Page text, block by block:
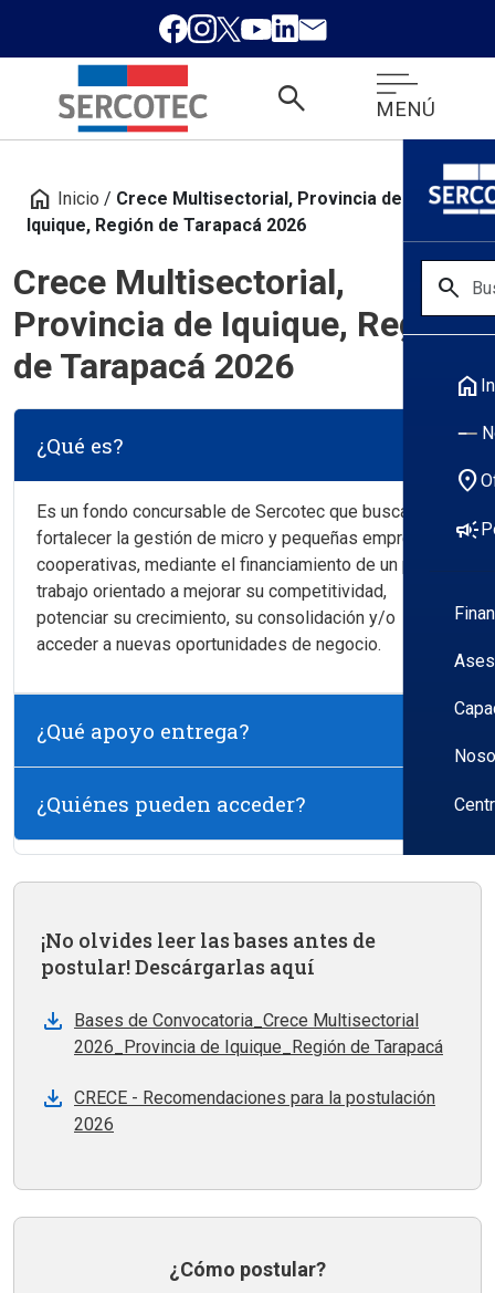
search MENÚ
search
home
location_on
campaign
home Inicio / Crece Multisectorial, Provincia de
Iquique, Región de Tarapacá 2026
Crece Multisectorial,
Provincia de Iquique, Región
de Tarapacá 2026
¿Qué es?
Es un fondo concursable de Sercotec que busca
fortalecer la gestión de micro y pequeñas empresas y
cooperativas, mediante el financiamiento de un plan de
trabajo orientado a mejorar su competitividad,
potenciar su crecimiento, su consolidación y/o
acceder a nuevas oportunidades de negocio.
¿Qué apoyo entrega?
¿Quiénes pueden acceder?
¡No olvides leer las bases antes de
postular! Descárgarlas aquí
Bases de Convocatoria_Crece Multisectorial
2026_Provincia de Iquique_Región de Tarapacá
CRECE - Recomendaciones para la postulación
2026
¿Cómo postular?